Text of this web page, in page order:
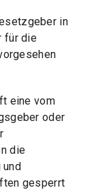
in
für die
eine vom
oder
die
und
gesperrt